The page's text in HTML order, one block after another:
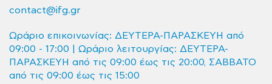
contact@ifg.gr
Ωράριο επικοινωνίας: ΔΕΥΤΕΡΑ-ΠΑΡΑΣΚΕΥΗ από
09:00 - 17:00 | Ωράριο λειτουργίας: ΔΕΥΤΕΡΑ-
ΠΑΡΑΣΚΕΥΗ από τις 09:00 έως τις 20:00, ΣΑΒΒΑΤΟ
από τις 09:00 έως τις 15:00